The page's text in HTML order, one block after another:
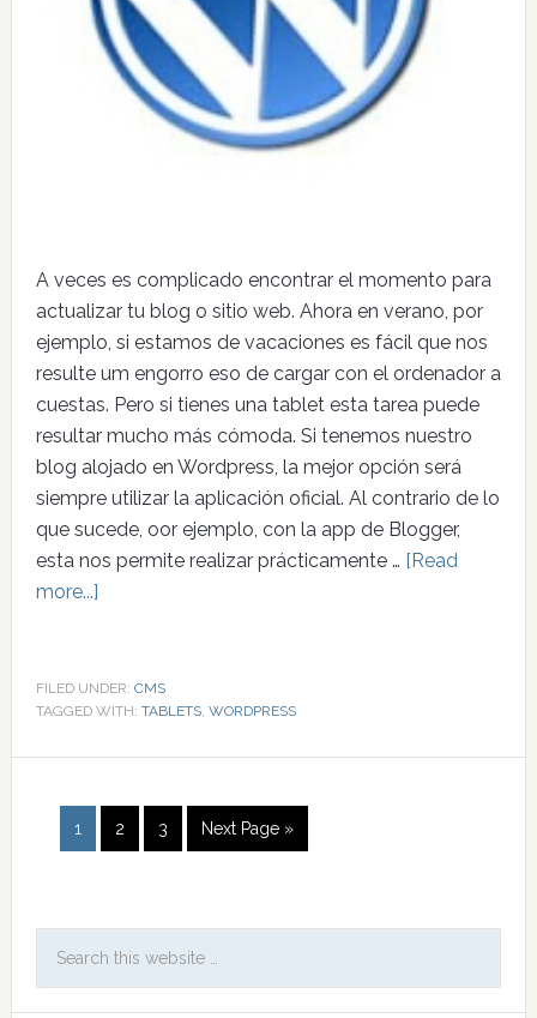
A veces es complicado encontrar el momento para
actualizar tu blog o sitio web. Ahora en verano, por
ejemplo, si estamos de vacaciones es fácil que nos
resulte um engorro eso de cargar con el ordenador a
cuestas. Pero si tienes una tablet esta tarea puede
resultar mucho más cómoda. Si tenemos nuestro
blog alojado en Wordpress, la mejor opción será
siempre utilizar la aplicación oficial. Al contrario de lo
que sucede, oor ejemplo, con la app de Blogger,
esta nos permite realizar prácticamente … [Read
more...]
FILED UNDER: CMS
TAGGED WITH: TABLETS, WORDPRESS
1 2 3 Next Page »